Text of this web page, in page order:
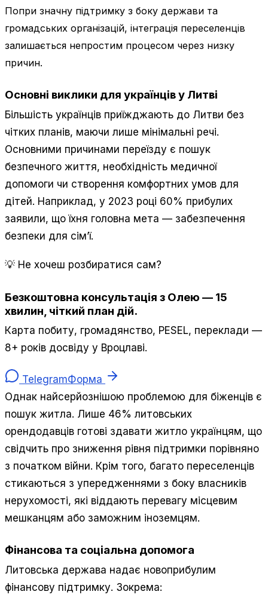
Попри значну підтримку з боку держави та
громадських організацій, інтеграція переселенців
залишається непростим процесом через низку
причин.
Основні виклики для українців у Литві
Більшість українців приїжджають до Литви без
чітких планів, маючи лише мінімальні речі.
Основними причинами переїзду є пошук
безпечного життя, необхідність медичної
допомоги чи створення комфортних умов для
дітей. Наприклад, у 2023 році 60% прибулих
заявили, що їхня головна мета — забезпечення
безпеки для сім’ї.
💡 Не хочеш розбиратися сам?
Безкоштовна консультація з Олею — 15
хвилин, чіткий план дій.
Карта побиту, громадянство, PESEL, переклади —
8+ років досвіду у Вроцлаві.
TelegramФорма
Однак найсерйознішою проблемою для біженців є
пошук житла. Лише 46% литовських
орендодавців готові здавати житло українцям, що
свідчить про зниження рівня підтримки порівняно
з початком війни. Крім того, багато переселенців
стикаються з упередженнями з боку власників
нерухомості, які віддають перевагу місцевим
мешканцям або заможним іноземцям.
Фінансова та соціальна допомога
Литовська держава надає новоприбулим
фінансову підтримку. Зокрема: